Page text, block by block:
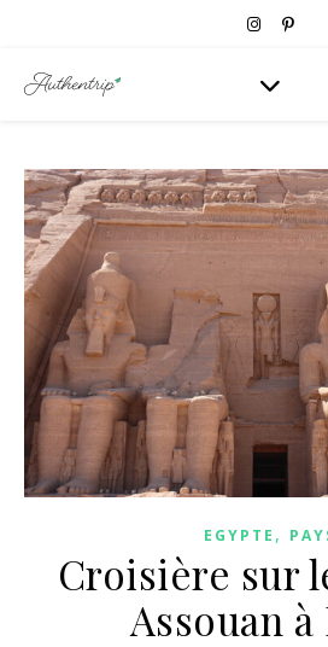
EGYPTE ,
Croisière sur
Assouan à